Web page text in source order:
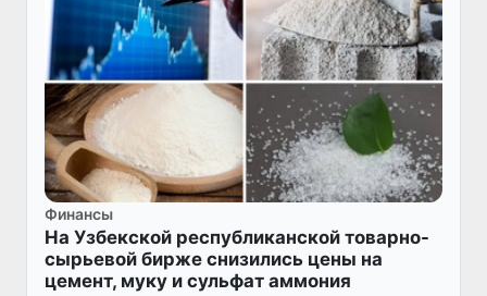
Финансы
На Узбекской республиканской товарно-
сырьевой бирже снизились цены на
цемент, муку и сульфат аммония